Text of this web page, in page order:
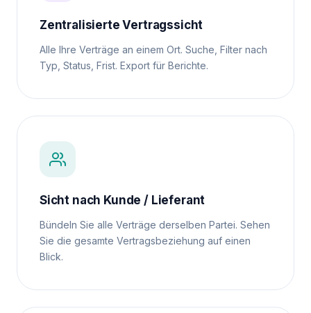
Zentralisierte Vertragssicht
Alle Ihre Verträge an einem Ort. Suche, Filter nach
Typ, Status, Frist. Export für Berichte.
Sicht nach Kunde / Lieferant
Bündeln Sie alle Verträge derselben Partei. Sehen
Sie die gesamte Vertragsbeziehung auf einen
Blick.